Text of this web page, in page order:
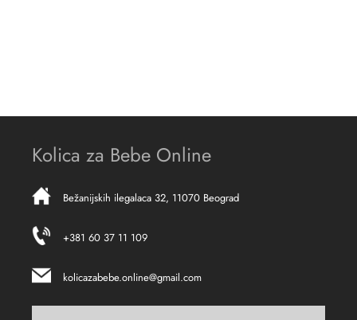
Kolica za Bebe Online
Bežanijskih ilegalaca 32, 11070 Beograd
+381 60 37 11 109
kolicazabebe.online@gmail.com